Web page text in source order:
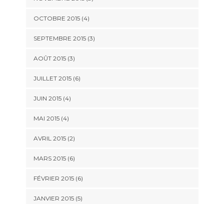
OCTOBRE 2015(4)
SEPTEMBRE 2015(3)
AOÛT 2015(3)
JUILLET 2015(6)
JUIN 2015(4)
MAI 2015(4)
AVRIL 2015(2)
MARS 2015(6)
FÉVRIER 2015(6)
JANVIER 2015(5)